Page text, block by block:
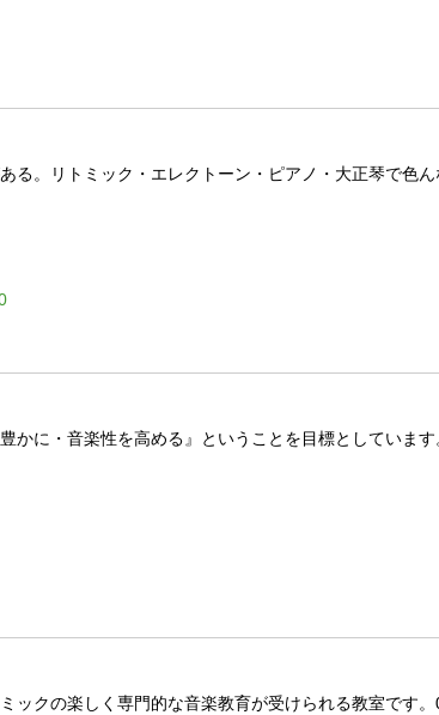
る。リトミック・エレクトーン・ピアノ・大正琴で色
かに・音楽性を高める』ということを目標としています
ックの楽しく専門的な音楽教育が受けられる教室です